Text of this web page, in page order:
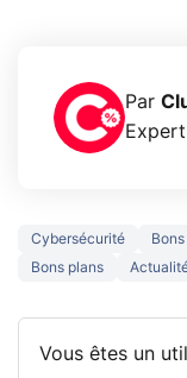
Par
Cybersécurité
Bons plans
Vous êtes un